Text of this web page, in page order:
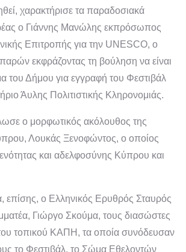
χαρακτήρισε τα παραδοσιακά
ο Γιάννης Μανώλης εκπρόσωπος
Επιτροπής για την UNESCO, ο
εκφράζοντας τη βούληση να είναι
του Δήμου για εγγραφή του Φεστιβάλ
Άυλης Πολιτιστικής Κληρονομιάς.
ο μορφωτικός ακόλουθος της
Λουκάς Ξενοφώντος, ο οποίος
και αδελφοσύνης Κύπρου και
επίσης, ο Ελληνικός Ερυθρός Σταυρός
Γιώργο Σκούμα, τους διασώστες
τοπικού ΚΑΠΗ, τα οποία συνόδευσαν
το Φεστιβάλ, το Σώμα Εθελοντών